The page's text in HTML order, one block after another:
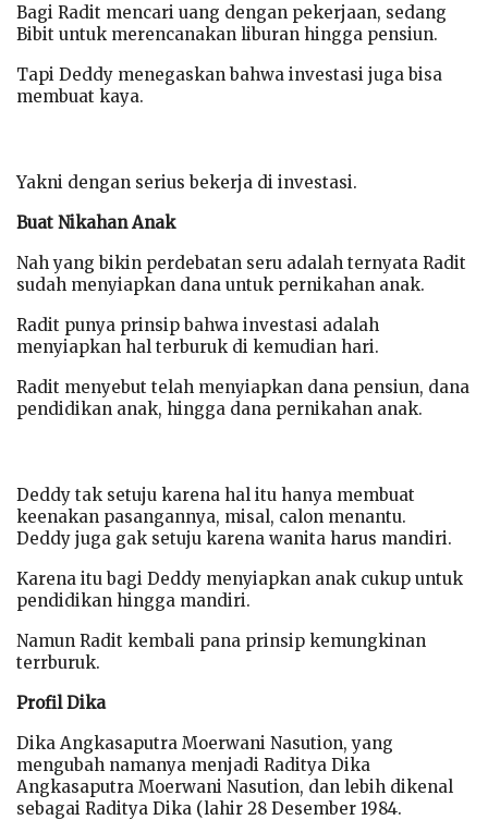
Bagi Radit mencari uang dengan pekerjaan, sedang
Bibit untuk merencanakan liburan hingga pensiun.
Tapi Deddy menegaskan bahwa investasi juga bisa
membuat kaya.
Yakni dengan serius bekerja di investasi.
Buat Nikahan Anak
Nah yang bikin perdebatan seru adalah ternyata Radit
sudah menyiapkan dana untuk pernikahan anak.
Radit punya prinsip bahwa investasi adalah
menyiapkan hal terburuk di kemudian hari.
Radit menyebut telah menyiapkan dana pensiun, dana
pendidikan anak, hingga dana pernikahan anak.
Deddy tak setuju karena hal itu hanya membuat
keenakan pasangannya, misal, calon menantu.
Deddy juga gak setuju karena wanita harus mandiri.
Karena itu bagi Deddy menyiapkan anak cukup untuk
pendidikan hingga mandiri.
Namun Radit kembali pana prinsip kemungkinan
terrburuk.
Profil Dika
Dika Angkasaputra Moerwani Nasution, yang
mengubah namanya menjadi Raditya Dika
Angkasaputra Moerwani Nasution, dan lebih dikenal
sebagai Raditya Dika (lahir 28 Desember 1984.